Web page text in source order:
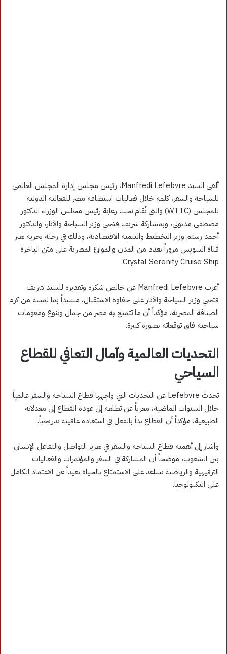
ألقى السيد Manfredi Lefebvre، رئيس مجلس إدارة المجلس العالمي
للسياحة والسفر، كلمة خلال فعاليات استضافة مصر للفعالية الدولية
للمجلس (WTTC) والتي تُقام تحت رعاية رئيس مجلس الوزراء الدكتور
مصطفى مدبولي، وبمشاركة شريف فتحي وزير السياحة والآثار، والدكتور
أحمد رستم وزير التخطيط والتنمية الاقتصادية، وذلك في رحلة بحرية تعبر
قناة السويس مروراً بعدد من المدن والموانئ المصرية على متن الباخرة
Crystal Serenity Cruise Ship.
أعرب Manfredi Lefebvre عن خالص شكره وتقديره للسيد شريف
فتحي وزير السياحة والآثار على حفاوة الاستقبال، مشيداً بما لمسه من كرم
الضيافة المصرية، مؤكداً أن ما تتمتع به مصر من جمال وتنوع ومقومات
سياحية فاق توقعاته بصورة كبيرة.
التحديات العالمية وآمال التعافي للقطاع
السياحي
تحدث Lefebvre عن التحديات التي واجهها قطاع السياحة والسفر عالمياً
خلال السنوات الماضية، معرباً عن تطلعه إلى عودة القطاع إلى معدلاته
الطبيعية، مؤكداً أن القطاع بدأ بالفعل في استعادة عافيته تدريجياً.
وأشار إلى أهمية قطاع السياحة والسفر في تعزيز التواصل والتفاعل الإنساني
بين الشعوب، موضحاً أن المشاركة في السفر والمؤتمرات والفعاليات
الترفيهية والرياضية تساعد على الاستمتاع بالحياة بعيداً عن الاعتماد الكامل
على التكنولوجيا.